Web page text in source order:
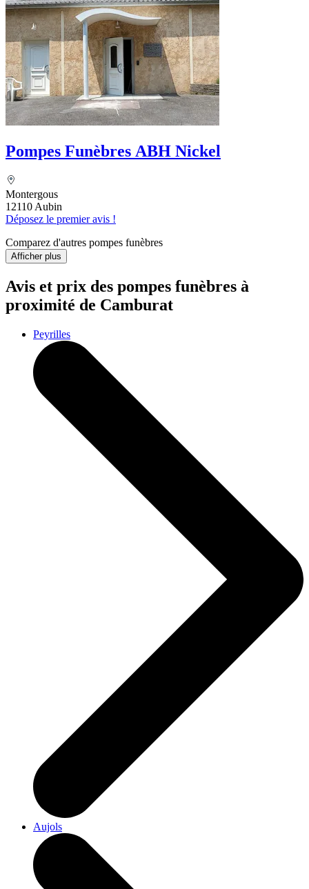
Pompes Funèbres ABH Nickel
Montergous
12110 Aubin
Déposez le premier avis !
Comparez d'autres pompes funèbres
Afficher plus
Avis et prix des pompes funèbres à
proximité de Camburat
Peyrilles
Aujols